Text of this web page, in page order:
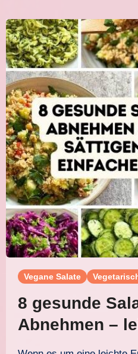
Vegane Salate
8 gesunde
Abnehmen –
sättigende und